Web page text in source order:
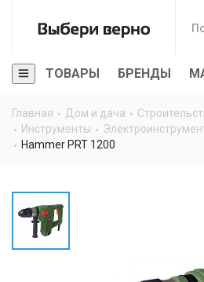
ТОВАРЫ БРЕНДЫ
Главная Дом и дача
Инструменты
Hammer PRT 1200